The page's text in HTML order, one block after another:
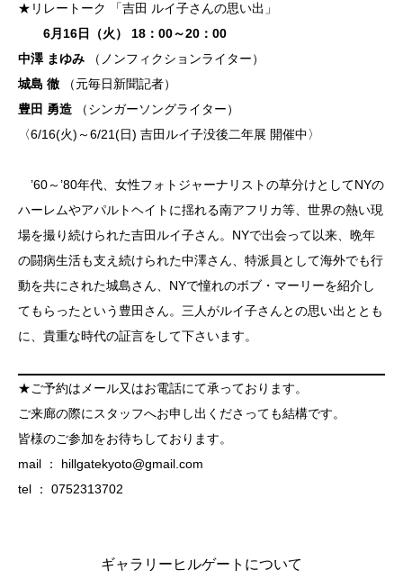
★リレートーク 「吉田 ルイ子さんの思い出」
6月16日（火） 18：00～20：00
中澤 まゆみ （ノンフィクションライター）
城島 徹 （元毎日新聞記者）
豊田 勇造 （シンガーソングライター）
〈6/16(火)～6/21(日) 吉田ルイ子没後二年展 開催中〉
’60～’80年代、女性フォトジャーナリストの草分けとしてNYの
ハーレムやアパルトヘイトに揺れる南アフリカ等、世界の熱い現
場を撮り続けられた吉田ルイ子さん。NYで出会って以来、晩年
の闘病生活も支え続けられた中澤さん、特派員として海外でも行
動を共にされた城島さん、NYで憧れのボブ・マーリーを紹介し
てもらったという豊田さん。三人がルイ子さんとの思い出ととも
に、貴重な時代の証言をして下さいます。
★ご予約はメール又はお電話にて承っております。
ご来廊の際にスタッフへお申し出くださっても結構です。
皆様のご参加をお待ちしております。
mail ： hillgatekyoto@gmail.com
tel ： 0752313702
ギャラリーヒルゲートについて